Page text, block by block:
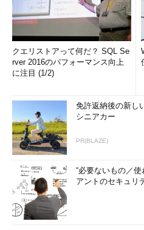
クエリストアって何だ？ SQL Se
rver 2016のパフォーマンス向上
に注目 (1/2)
免許返納後の新し
シニアカー
PR(BLAZE)
“必要ないもの／
アントのセキュリ